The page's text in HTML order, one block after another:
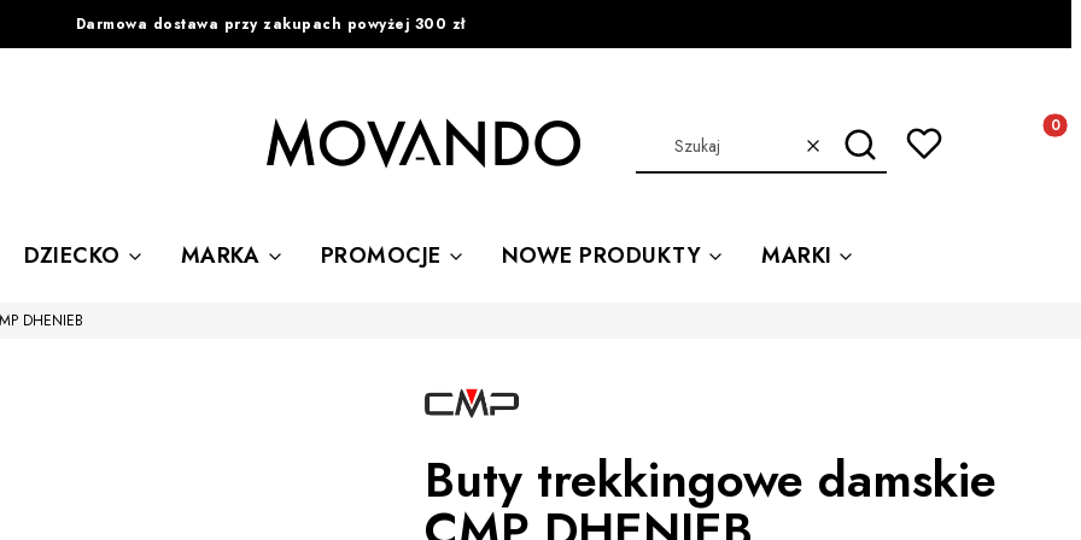
Darmowa dostawa przy zakupach powyżej 300 zł
WyczyśćSzukaj
DZIECKO MARKA PROMOCJE NOWE PRODUKTY MARKI
DHENIEB
Buty trekkingowe damskie